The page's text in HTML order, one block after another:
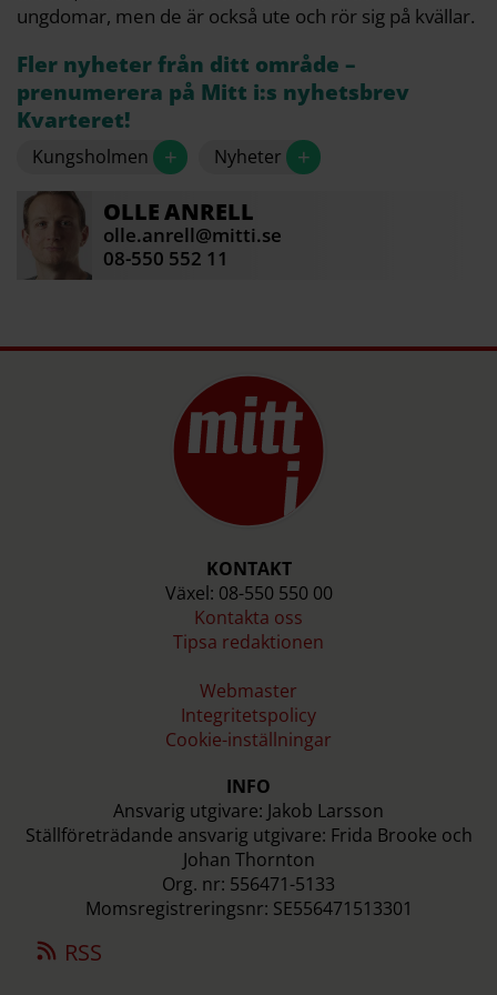
ungdomar, men de är också ute och rör sig på kvällar.
Fler nyheter från ditt område –
prenumerera på Mitt i:s nyhetsbrev
Kvarteret!
Kungsholmen + Nyheter +
OLLEANRELL
olle.anrell@mitti.se
08-550 552 11
KONTAKT
Växel: 08-550 550 00
Kontakta oss
Tipsa redaktionen
Webmaster
Integritetspolicy
Cookie-inställningar
INFO
Ansvarig utgivare: Jakob Larsson
Ställföreträdande ansvarig utgivare: Frida Brooke och
Johan Thornton
Org. nr: 556471-5133
Momsregistreringsnr: SE556471513301
RSS